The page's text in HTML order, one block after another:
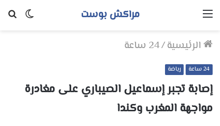
الوضع
مراكش بوست القائمة
الرئيسية/24 ساعة
24 ساعة رياضة
إصابة تجبر إسماعيل الصيباري على مغادرة
مواجهة المغرب وكندا